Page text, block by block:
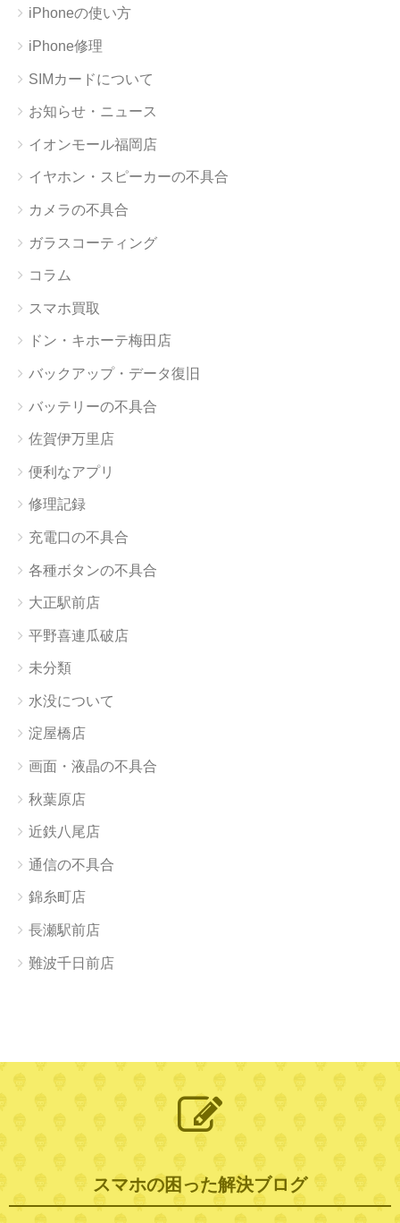
iPhoneの使い方
iPhone修理
SIMカードについて
お知らせ・ニュース
イオンモール福岡店
イヤホン・スピーカーの不具合
カメラの不具合
ガラスコーティング
コラム
スマホ買取
ドン・キホーテ梅田店
バックアップ・データ復旧
バッテリーの不具合
佐賀伊万里店
便利なアプリ
修理記録
充電口の不具合
各種ボタンの不具合
大正駅前店
平野喜連瓜破店
未分類
水没について
淀屋橋店
画面・液晶の不具合
秋葉原店
近鉄八尾店
通信の不具合
錦糸町店
長瀬駅前店
難波千日前店
スマホの困った解決ブログ